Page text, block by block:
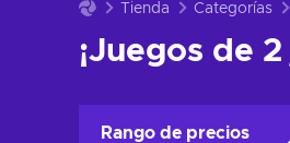
Tienda Categorías
¡Juegos de
Rango de precios